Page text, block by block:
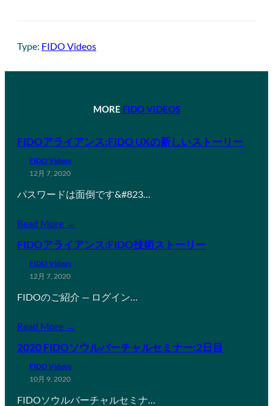
Type: FIDO Videos
MORE FIDO VIDEOS
FIDOアライアンス:FIDO UXの新しいストーリー
FIDO Videos
12月 7, 2020
パスワードは面倒です&#823…
Read More →
FIDOアライアンス:FIDO技術ストーリー
FIDO Videos
12月 7, 2020
FIDOのご紹介 — ログイン…
Read More →
2020 FIDOソウルバーチャルセミナー:2日目
FIDO Videos
10月 9, 2020
FIDOソウルバーチャルセミナ…